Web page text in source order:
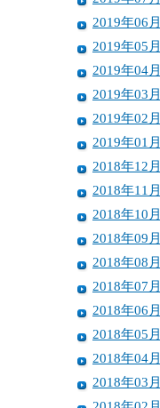
2019年06月
2019年05月
2019年04月
2019年03月
2019年02月
2019年01月
2018年12月
2018年11月
2018年10月
2018年09月
2018年08月
2018年07月
2018年06月
2018年05月
2018年04月
2018年03月